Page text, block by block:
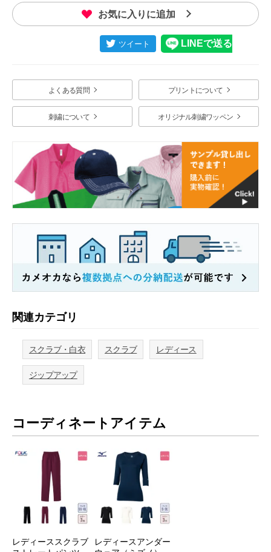
お気に入りに追加
よくある質問 プリントについて
刺繍について オリジナル刺繍ワッペン
関連カテゴリ
スクラブ・白衣 スクラブ レディース
ジップアップ
コーディネートアイテム
レディーススクラブ
レディースアンダー